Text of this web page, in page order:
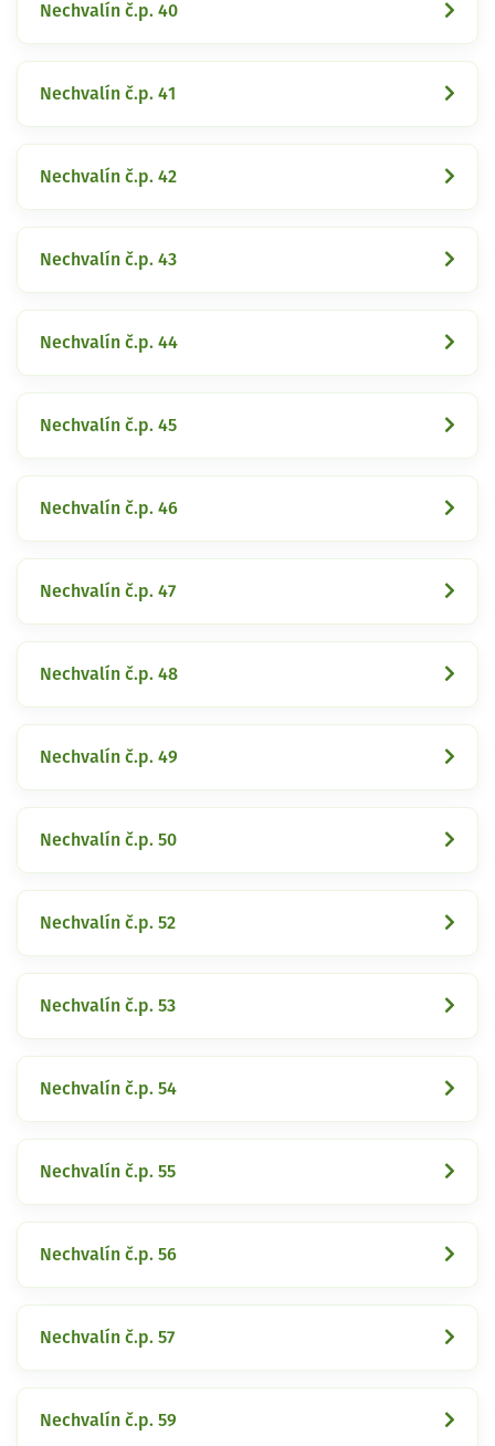
Nechvalín č.p. 40
Nechvalín č.p. 41
Nechvalín č.p. 42
Nechvalín č.p. 43
Nechvalín č.p. 44
Nechvalín č.p. 45
Nechvalín č.p. 46
Nechvalín č.p. 47
Nechvalín č.p. 48
Nechvalín č.p. 49
Nechvalín č.p. 50
Nechvalín č.p. 52
Nechvalín č.p. 53
Nechvalín č.p. 54
Nechvalín č.p. 55
Nechvalín č.p. 56
Nechvalín č.p. 57
Nechvalín č.p. 59